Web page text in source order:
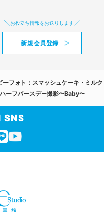
お役立ち情報をお送りします
新規会員登録
ーフォト：スマッシュケーキ・ミルク
ーフバースデー撮影〜Baby〜